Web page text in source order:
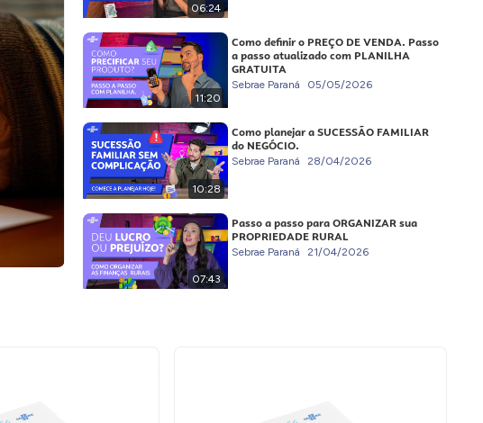
06:24
11:20
Como definir o PREÇO DE VENDA. Passo
a passo atualizado com PLANILHA
GRATUITA
Sebrae Paraná 05/05/2026
10:28
Como planejar a SUCESSÃO FAMILIAR
do NEGÓCIO.
Sebrae Paraná 28/04/2026
07:43
Passo a passo para ORGANIZAR sua
PROPRIEDADE RURAL
Sebrae Paraná 21/04/2026